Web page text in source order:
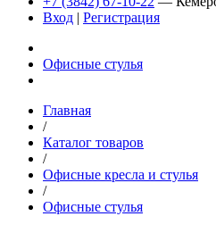
Вход | Регистрация
Офисные стулья
Главная
/
Каталог товаров
/
Офисные кресла и стулья
/
Офисные стулья